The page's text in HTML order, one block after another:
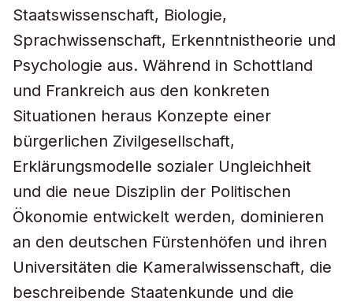
Staatswissenschaft, Biologie,
Sprachwissenschaft, Erkenntnistheorie und
Psychologie aus. Während in Schottland
und Frankreich aus den konkreten
Situationen heraus Konzepte einer
bürgerlichen Zivilgesellschaft,
Erklärungsmodelle sozialer Ungleichheit
und die neue Disziplin der Politischen
Ökonomie entwickelt werden, dominieren
an den deutschen Fürstenhöfen und ihren
Universitäten die Kameralwissenschaft, die
beschreibende Staatenkunde und die